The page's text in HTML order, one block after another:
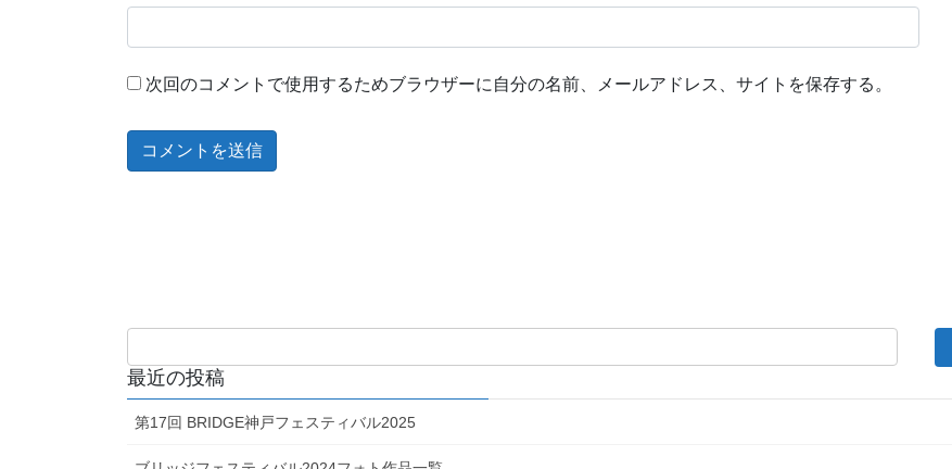
次回のコメントで使用するためブラウザーに自分の名前、メールアドレス、サイトを保存する。
最近の投稿
第17回 BRIDGE神戸フェスティバル2025